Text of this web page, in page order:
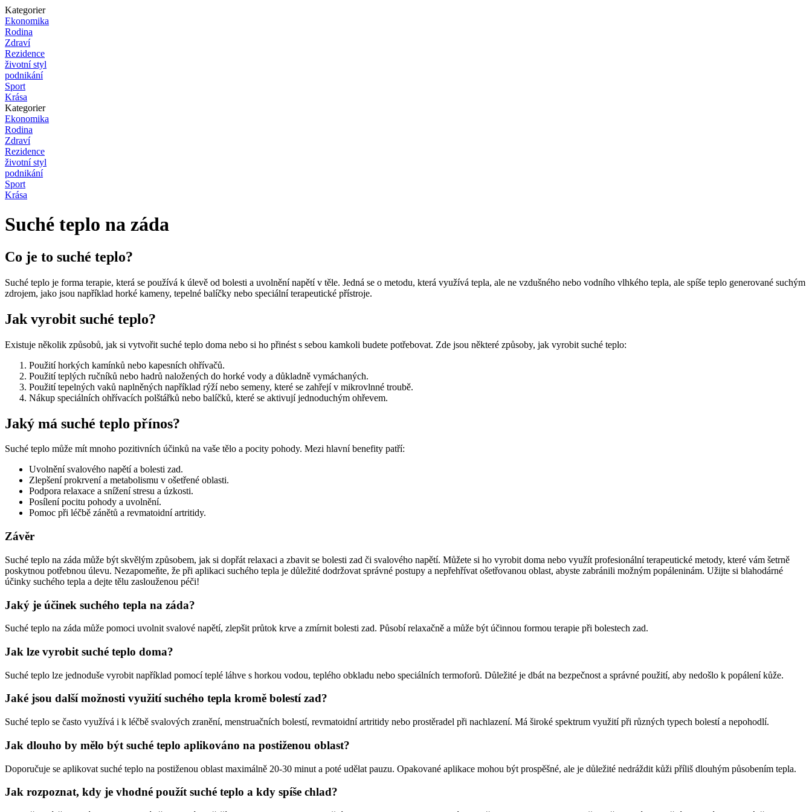
Kategorier
Ekonomika
Rodina
Zdraví
Rezidence
životní styl
podnikání
Sport
Krása
Kategorier
Ekonomika
Rodina
Zdraví
Rezidence
životní styl
podnikání
Sport
Krása
Suché teplo na záda
Co je to suché teplo?
Suché teplo je forma terapie, která se používá k úlevě od bolesti a uvolnění napětí v těle. Jedná se o metodu, která využívá tepla, ale ne vzdušného nebo vodního vlhkého tepla, ale spíše teplo generované suchým
zdrojem, jako jsou například horké kameny, tepelné balíčky nebo speciální terapeutické přístroje.
Jak vyrobit suché teplo?
Existuje několik způsobů, jak si vytvořit suché teplo doma nebo si ho přinést s sebou kamkoli budete potřebovat. Zde jsou některé způsoby, jak vyrobit suché teplo:
Použití horkých kamínků nebo kapesních ohřívačů.
Použití teplých ručníků nebo hadrů naložených do horké vody a důkladně vymáchaných.
Použití tepelných vaků naplněných například rýží nebo semeny, které se zahřejí v mikrovlnné troubě.
Nákup speciálních ohřívacích polštářků nebo balíčků, které se aktivují jednoduchým ohřevem.
Jaký má suché teplo přínos?
Suché teplo může mít mnoho pozitivních účinků na vaše tělo a pocity pohody. Mezi hlavní benefity patří:
Uvolnění svalového napětí a bolesti zad.
Zlepšení prokrvení a metabolismu v ošetřené oblasti.
Podpora relaxace a snížení stresu a úzkosti.
Posílení pocitu pohody a uvolnění.
Pomoc při léčbě zánětů a revmatoidní artritidy.
Závěr
Suché teplo na záda může být skvělým způsobem, jak si dopřát relaxaci a zbavit se bolesti zad či svalového napětí. Můžete si ho vyrobit doma nebo využít profesionální terapeutické metody, které vám šetrně
poskytnou potřebnou úlevu. Nezapomeňte, že při aplikaci suchého tepla je důležité dodržovat správné postupy a nepřehřívat ošetřovanou oblast, abyste zabránili možným popáleninám. Užijte si blahodárné
účinky suchého tepla a dejte tělu zaslouženou péči!
Jaký je účinek suchého tepla na záda?
Suché teplo na záda může pomoci uvolnit svalové napětí, zlepšit průtok krve a zmírnit bolesti zad. Působí relaxačně a může být účinnou formou terapie při bolestech zad.
Jak lze vyrobit suché teplo doma?
Suché teplo lze jednoduše vyrobit například pomocí teplé láhve s horkou vodou, teplého obkladu nebo speciálních termoforů. Důležité je dbát na bezpečnost a správné použití, aby nedošlo k popálení kůže.
Jaké jsou další možnosti využití suchého tepla kromě bolestí zad?
Suché teplo se často využívá i k léčbě svalových zranění, menstruačních bolestí, revmatoidní artritidy nebo prostěradel při nachlazení. Má široké spektrum využití při různých typech bolestí a nepohodlí.
Jak dlouho by mělo být suché teplo aplikováno na postiženou oblast?
Doporučuje se aplikovat suché teplo na postiženou oblast maximálně 20-30 minut a poté udělat pauzu. Opakované aplikace mohou být prospěšné, ale je důležité nedráždit kůži příliš dlouhým působením tepla.
Jak rozpoznat, kdy je vhodné použít suché teplo a kdy spíše chlad?